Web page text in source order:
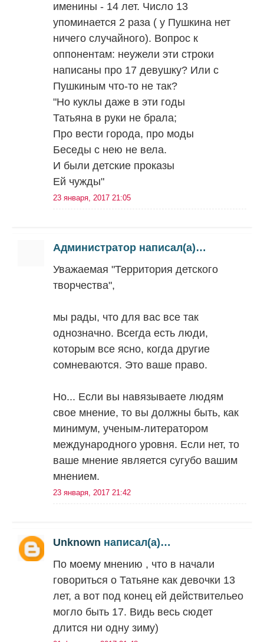
именины - 14 лет. Число 13
упоминается 2 раза ( у Пушкина нет
ничего случайного). Вопрос к
оппонентам: неужели эти строки
написаны про 17 девушку? Или с
Пушкиным что-то не так?
"Но куклы даже в эти годы
Татьяна в руки не брала;
Про вести города, про моды
Беседы с нею не вела.
И были детские проказы
Ей чужды"
23 января, 2017 21:05
Администратор написал(а)…
Уважаемая "Территория детского
творчества",
мы рады, что для вас все так
однозначно. Всегда есть люди,
которым все ясно, когда другие
сомневаются. Это ваше право.
Но... Если вы навязываете людям
свое мнение, то вы должны быть, как
минимум, ученым-литератором
международного уровня. Если нет, то
ваше мнение является сугубо вашим
мнением.
23 января, 2017 21:42
Unknown написал(а)…
По моему мнению , что в начали
говориться о Татьяне как девочки 13
лет, а вот под конец ей действительео
могло быть 17. Видь весь сюдет
длится ни одну зиму)